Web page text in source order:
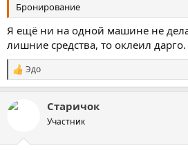
Бронирование
Я ещё ни на одной машине не
лишние средства, то оклеил дарго.
С
и
п
Эдо
Старичок
Участник